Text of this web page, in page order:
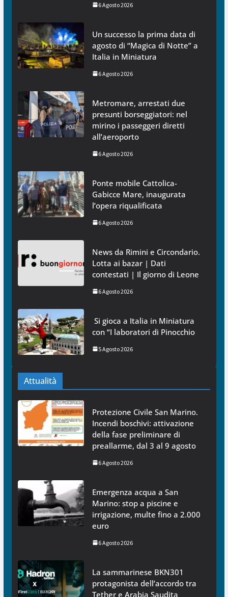
6 Agosto 2026
Un successo la prima data di
agosto di “Magica di Notte” a
Italia in Miniatura
6 Agosto 2026
Metromare, arrestati due
presunti borseggiatori: nel
mirino i passeggeri diretti
all’aeroporto
6 Agosto 2026
Ponte mobile Cattolica-
Gabicce Mare, inaugurata
l’opera riqualificata
6 Agosto 2026
News da Rimini e Circondario.
Lotta ai bazar | Dati
contestati | Il giorno di Leone
6 Agosto 2026
Si gioca a Italia in Miniatura
con “I laboratori di Pinocchio
5 Agosto 2026
Attualità
Protezione Civile San Marino.
Incendi boschivi: attivazione
della fase preliminare di
preallarme, dal 3 al 9 agosto
6 Agosto 2026
Emergenza acqua a San
Marino: stop a piscine e
irrigazione, multe fino a 2.000
euro
6 Agosto 2026
La sammarinese BKN301
protagonista dell’accordo tra
Tether e Arabia Saudita